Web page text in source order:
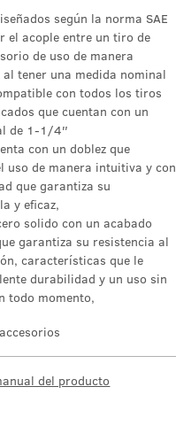
según la norma SAE
el acople entre un tiro de
de uso de manera
tener una medida nominal
con todos los tiros
que cuentan con un
de 1-1/4″
con un doblez que
uso de manera intuitiva y con
que garantiza su
y eficaz,
solido con un acabado
garantiza su resistencia al
características que le
durabilidad y un uso sin
todo momento,
del producto